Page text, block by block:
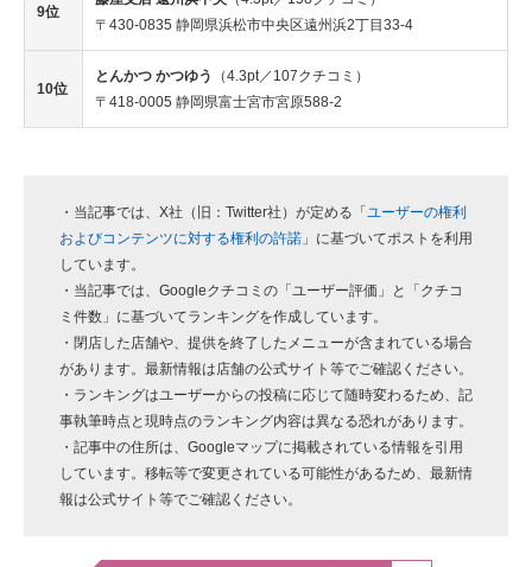
9位
〒430-0835 静岡県浜松市中央区遠州浜2丁目33-4
10位
とんかつ かつゆう
（4.3pt／107クチコミ）
〒418-0005 静岡県富士宮市宮原588-2
・当記事では、X社（旧：Twitter社）が定める「 ユーザーの権利
およびコンテンツに対する権利の許諾 」に基づいてポストを利用
しています。
・当記事では、Googleクチコミの「ユーザー評価」と「クチコ
ミ件数」に基づいてランキングを作成しています。
・閉店した店舗や、提供を終了したメニューが含まれている場合
があります。最新情報は店舗の公式サイト等でご確認ください。
・ランキングはユーザーからの投稿に応じて随時変わるため、記
事執筆時点と現時点のランキング内容は異なる恐れがあります。
・記事中の住所は、Googleマップに掲載されている情報を引用
しています。移転等で変更されている可能性があるため、最新情
報は公式サイト等でご確認ください。